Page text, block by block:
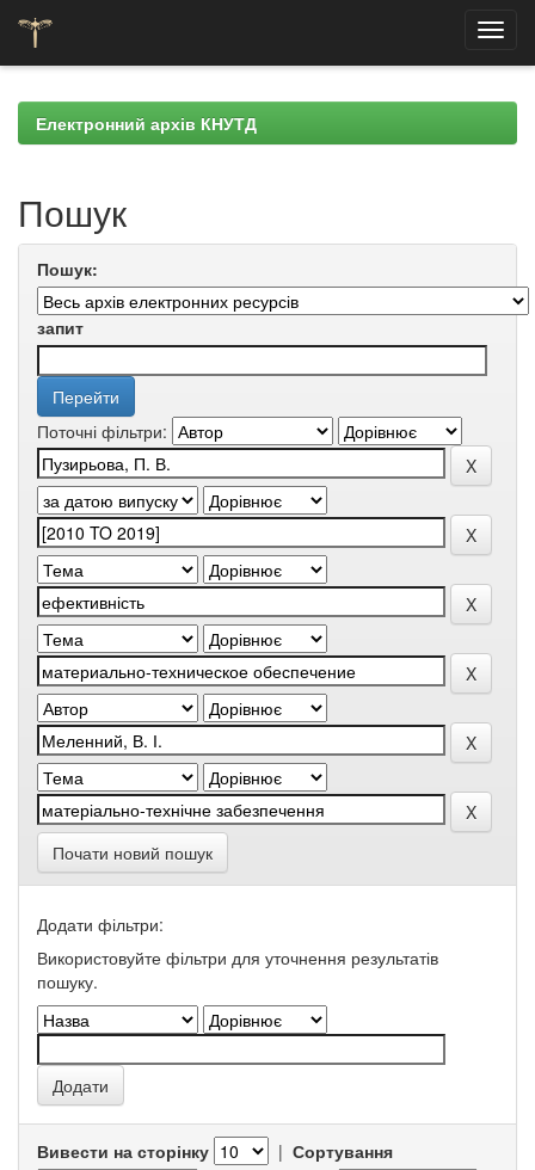
navigationЕлектронний архів КНУТД
Пошук
Пошук:
запит
Поточні фільтри:
Почати новий пошук
Додати фільтри:
Використовуйте фільтри для уточнення результатів
пошуку.
Вивести на сторінку | Сортування